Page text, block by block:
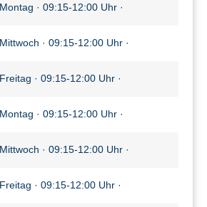
Montag · 09:15-12:00 Uhr ·
Mittwoch · 09:15-12:00 Uhr ·
Freitag · 09:15-12:00 Uhr ·
Montag · 09:15-12:00 Uhr ·
Mittwoch · 09:15-12:00 Uhr ·
Freitag · 09:15-12:00 Uhr ·